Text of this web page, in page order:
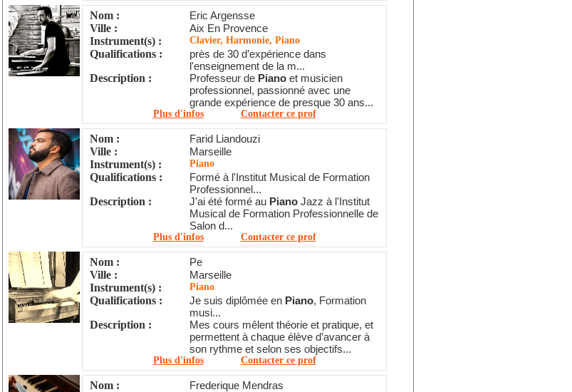
Nom :
Eric Argensse
Ville :
Aix En Provence
Instrument(s) :
Clavier, Harmonie, Piano
Qualifications :
près de 30 d’expérience dans
l'enseignement de la m...
Description :
Professeur de Piano et musicien
professionnel, passionné avec une
grande expérience de presque 30 ans...
Plus d'infos Contacter ce prof
Nom :
Farid Liandouzi
Ville :
Marseille
Instrument(s) :
Piano
Qualifications :
Formé à l'Institut Musical de Formation
Professionnel...
Description :
J'ai été formé au Piano Jazz à l'Institut
Musical de Formation Professionnelle de
Salon d...
Plus d'infos Contacter ce prof
Nom :
Pe
Ville :
Marseille
Instrument(s) :
Piano
Qualifications : Je suis diplômée en Piano, Formation
musi...
Description :
Mes cours mêlent théorie et pratique, et
permettent à chaque élève d’avancer à
son rythme et selon ses objectifs...
Plus d'infos Contacter ce prof
Nom :
Frederique Mendras